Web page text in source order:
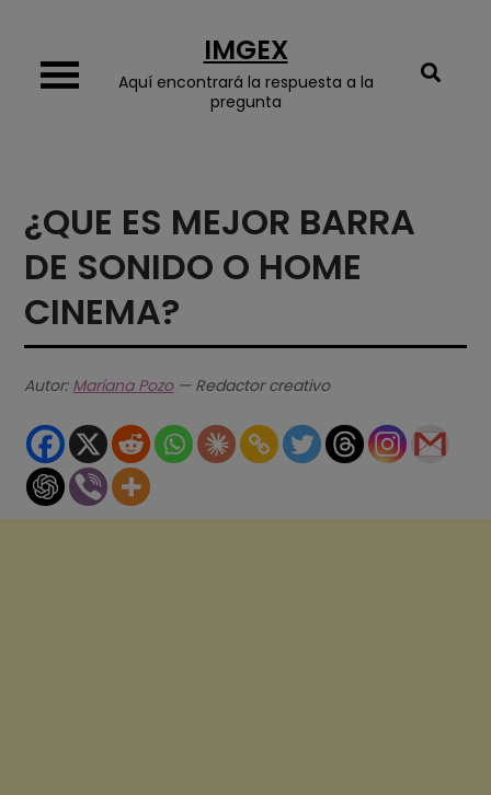
content
IMGEX
Aquí encontrará la respuesta a la
pregunta
¿QUE ES MEJOR BARRA
DE SONIDO O HOME
CINEMA?
Autor: Mariana Pozo— Redactor creativo